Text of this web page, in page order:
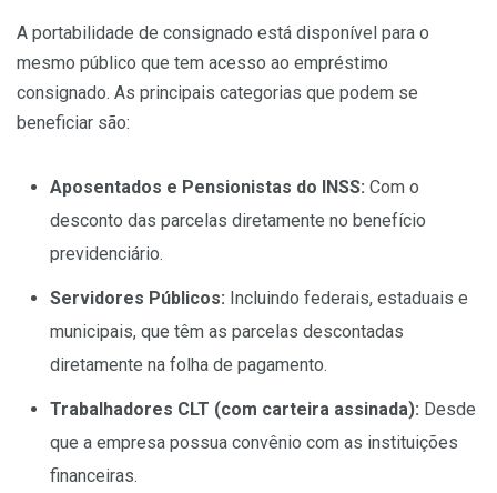
A portabilidade de consignado está disponível para o
mesmo público que tem acesso ao empréstimo
consignado. As principais categorias que podem se
beneficiar são:
Aposentados e Pensionistas do INSS: Com o
desconto das parcelas diretamente no benefício
previdenciário.
Servidores Públicos: Incluindo federais, estaduais e
municipais, que têm as parcelas descontadas
diretamente na folha de pagamento.
Trabalhadores CLT (com carteira assinada): Desde
que a empresa possua convênio com as instituições
financeiras.